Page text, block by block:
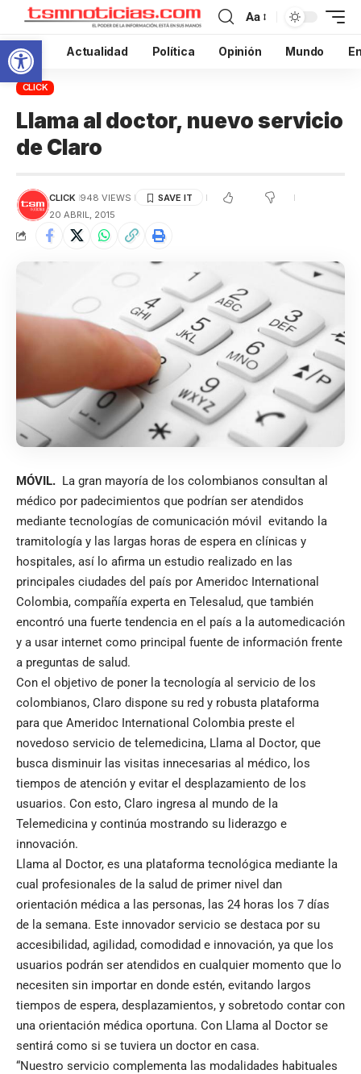
Abrir barra de herramientas
Aa
Inicio Actualidad Política Opinión Mundo
CLICK
Llama al doctor, nuevo servicio
de Claro
CLICK 948 VIEWS
20 ABRIL, 2015
MÓVIL. La gran mayoría de los colombianos consultan al
médico por padecimientos que podrían ser atendidos
mediante tecnologías de comunicación móvil evitando la
tramitología y las largas horas de espera en clínicas y
hospitales, así lo afirma un estudio realizado en las
principales ciudades del país por Ameridoc International
Colombia, compañía experta en Telesalud, que también
encontró una fuerte tendencia en el país a la automedicación
y a usar internet como principal fuente de información frente
a preguntas de salud.
Con el objetivo de poner la tecnología al servicio de los
colombianos, Claro dispone su red y robusta plataforma
para que Ameridoc International Colombia preste el
novedoso servicio de telemedicina, Llama al Doctor, que
busca disminuir las visitas innecesarias al médico, los
tiempos de atención y evitar el desplazamiento de los
usuarios. Con esto, Claro ingresa al mundo de la
Telemedicina y continúa mostrando su liderazgo e
innovación.
Llama al Doctor, es una plataforma tecnológica mediante la
cual profesionales de la salud de primer nivel dan
orientación médica a las personas, las 24 horas los 7 días
de la semana. Este innovador servicio se destaca por su
accesibilidad, agilidad, comodidad e innovación, ya que los
usuarios podrán ser atendidos en cualquier momento que lo
necesiten sin importar en donde estén, evitando largos
tiempos de espera, desplazamientos, y sobretodo contar con
una orientación médica oportuna. Con Llama al Doctor se
sentirá como si se tuviera un doctor en casa.
“Nuestro servicio complementa las modalidades habituales